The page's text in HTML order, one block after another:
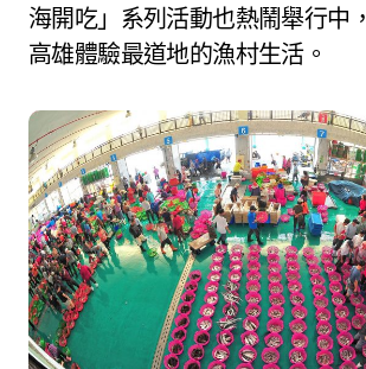
海開吃」系列活動也熱鬧舉行中
高雄體驗最道地的漁村生活。